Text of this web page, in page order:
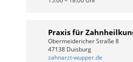
Praxis für
Obermeidericher Straße 8
47138 Duisburg
zahnarzt-wupper.de